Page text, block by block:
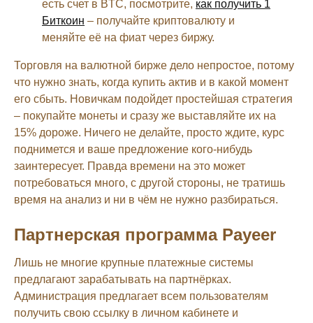
есть счет в BTC, посмотрите, как получить 1
Биткоин – получайте криптовалюту и
меняйте её на фиат через биржу.
Торговля на валютной бирже дело непростое, потому
что нужно знать, когда купить актив и в какой момент
его сбыть. Новичкам подойдет простейшая стратегия
– покупайте монеты и сразу же выставляйте их на
15% дороже. Ничего не делайте, просто ждите, курс
поднимется и ваше предложение кого-нибудь
заинтересует. Правда времени на это может
потребоваться много, с другой стороны, не тратишь
время на анализ и ни в чём не нужно разбираться.
Партнерская программа Payeer
Лишь не многие крупные платежные системы
предлагают зарабатывать на партнёрках.
Администрация предлагает всем пользователям
получить свою ссылку в личном кабинете и